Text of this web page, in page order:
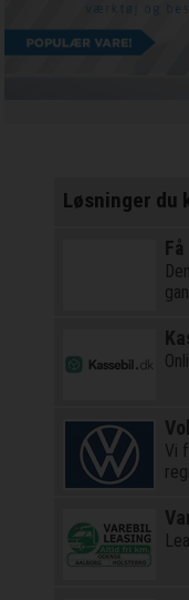
Løsninger du
Vi